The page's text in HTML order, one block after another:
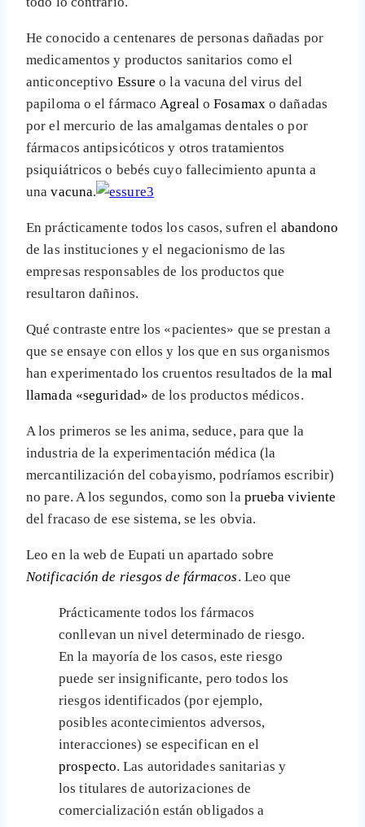
He conocido a centenares de personas dañadas por
medicamentos y productos sanitarios como el
anticonceptivo Essure o la vacuna del virus del
papiloma o el fármacoAgrealoFosamaxo dañadas
por el mercurio de las amalgamas dentales o por
fármacos antipsicóticos y otros tratamientos
psiquiátricos o bebés cuyo fallecimiento apunta a
unavacuna.
En prácticamente todos los casos, sufren el abandono
de las instituciones y el negacionismo de las
empresas responsables de los productos que
resultaron dañinos.
Qué contraste entre los «pacientes» que se prestan a
que se ensaye con ellos y los que en sus organismos
han experimentado los cruentos resultados de la mal
llamada «seguridad» de los productos médicos.
A los primeros se les anima, seduce, para que la
industria de la experimentación médica (la
mercantilización del cobayismo, podríamos escribir)
no pare. A los segundos, como son la prueba viviente
del fracaso de ese sistema, se les obvia.
Leo en la web de Eupati un apartado sobre
Notificación de riesgos de fármacos. Leo que
Prácticamente todos los fármacos
conllevan un nivel determinado de riesgo.
En la mayoría de los casos, este riesgo
puede ser insignificante, pero todos los
riesgos identificados (por ejemplo,
posibles acontecimientos adversos,
interacciones) se especifican en el
prospecto. Las autoridades sanitarias y
los titulares de autorizaciones de
comercialización están obligados a